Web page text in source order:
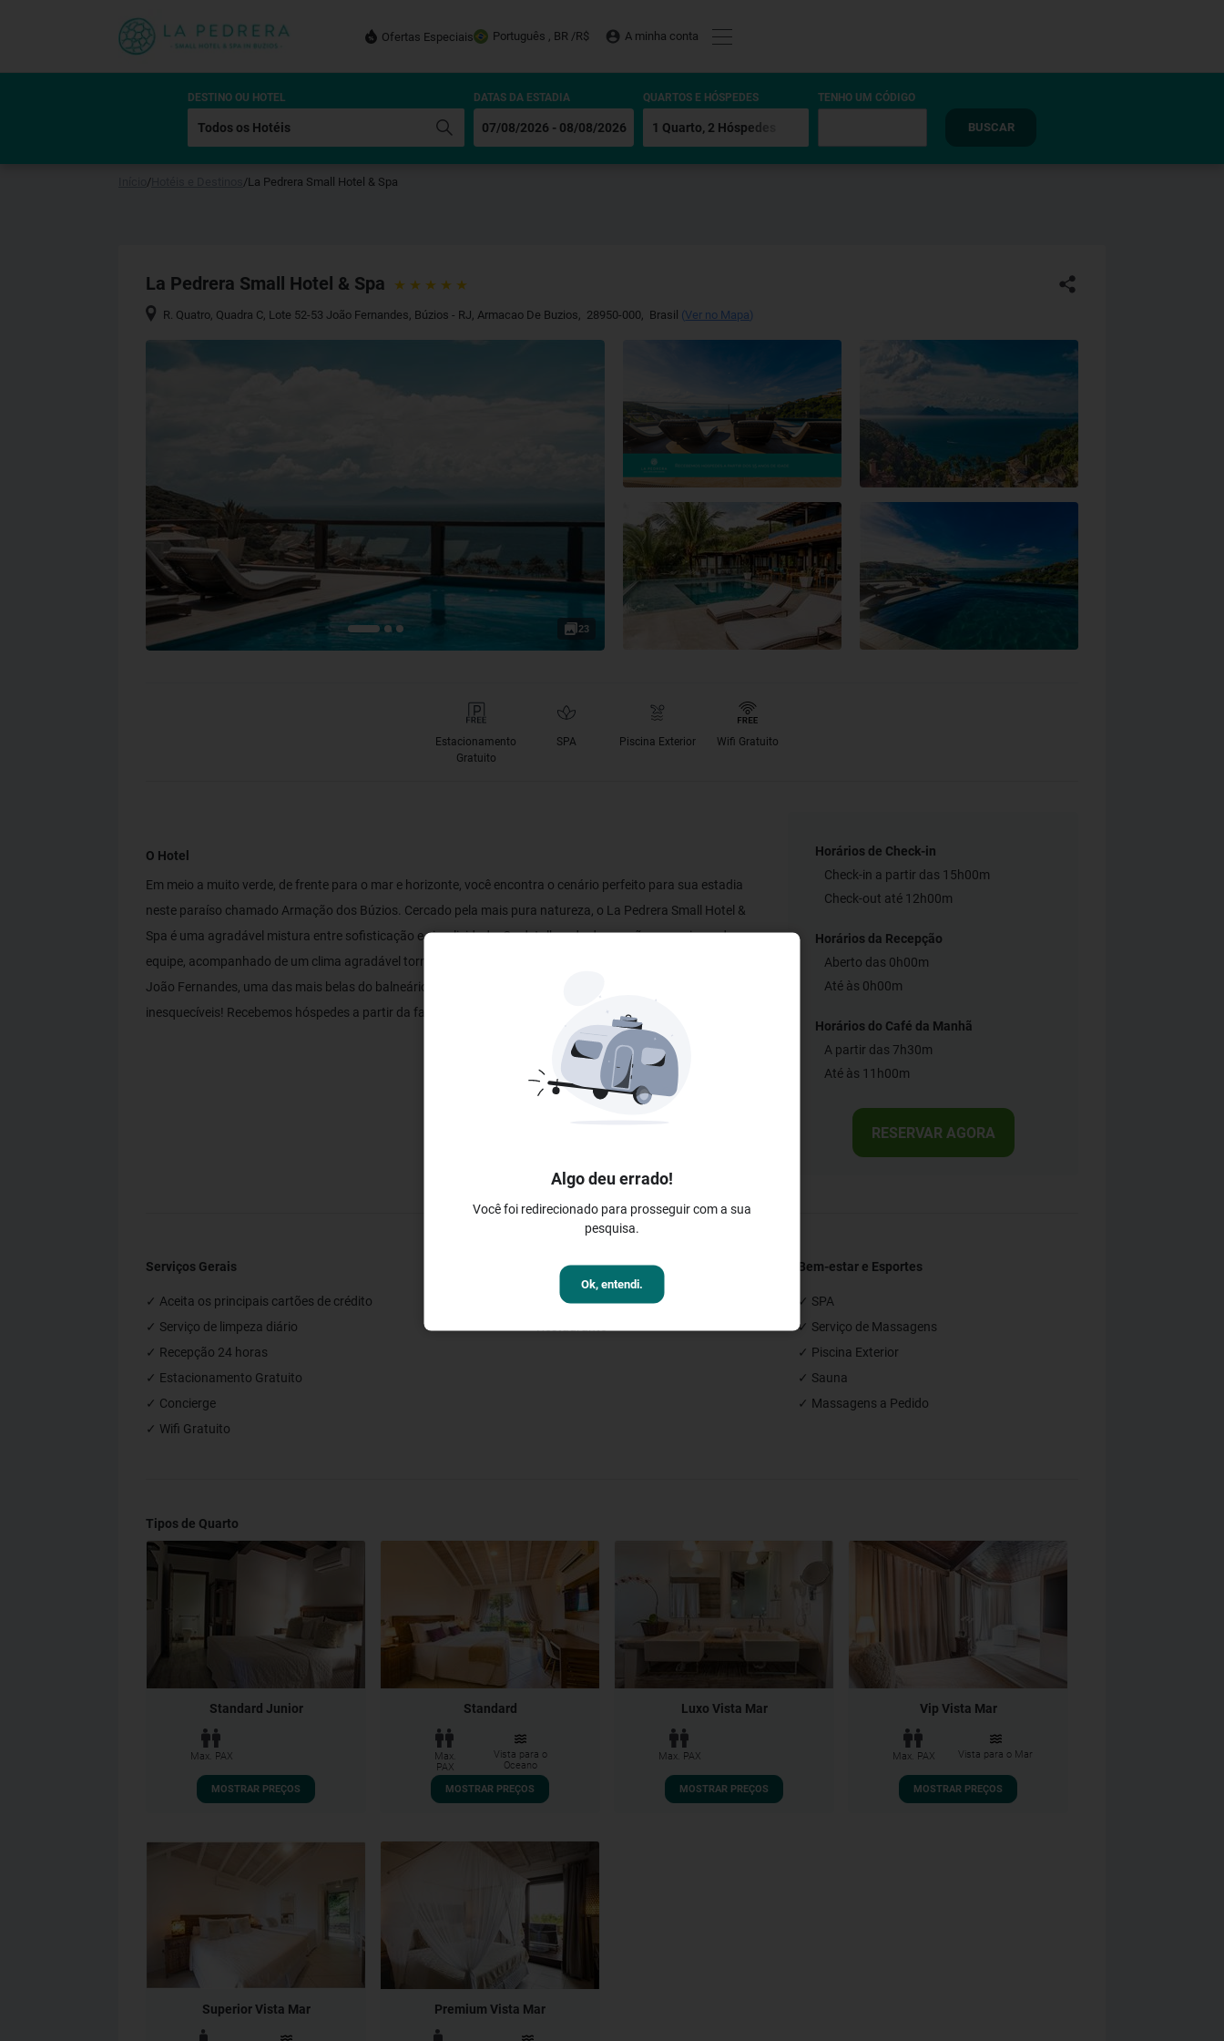
Ofertas Especiais Português , BR /R$ A minha conta
Algo deu errado!
Você foi redirecionado para prosseguir com a sua
pesquisa.
Ok, entendi.
DESTINO OU HOTEL DATAS DA ESTADIA QUARTOS E HÓSPEDES TENHO UM CÓDIGO
BUSCAR
/ /La Pedrera Small Hotel & Spa
La Pedrera Small Hotel & Spa
R. Quatro, Quadra C, Lote 52-53 João Fernandes, Búzios - RJ,Armacao De Buzios, 28950-000, Brasil (Ver no Mapa)
23
Estacionamento
Gratuito
SPA Piscina Exterior Wifi Gratuito
O Hotel
Em meio a muito verde, de frente para o mar e horizonte, você encontra o cenário perfeito para sua estadia
neste paraíso chamado Armação dos Búzios. Cercado pela mais pura natureza, o La Pedrera Small Hotel &
Spa é uma agradável mistura entre sofisticação e simplicidade. Os detalhes da decoração e o carisma da
equipe, acompanhado de um clima agradável tornam o lugar único. A magia da vista panorâmica da praia de
João Fernandes, uma das mais belas do balneário, vai te surpreender. Permita-se viver momentos
inesquecíveis! Recebemos hóspedes a partir da faixa etária dos 15 anos.
Horários de Check-in
Check-in a partir das 15h00m
Check-out até 12h00m
Horários da Recepção
Aberto das 0h00m
Até às 0h00m
Horários do Café da Manhã
A partir das 7h30m
Até às 11h00m
RESERVAR AGORA
Serviços Gerais
✓ Aceita os principais cartões de crédito
✓ Serviço de limpeza diário
✓ Recepção 24 horas
✓ Estacionamento Gratuito
✓ Concierge
✓ Wifi Gratuito
Restaurantes e Bares Bem-estar e Esportes
✓ SPA
✓ Serviço de Massagens
✓ Piscina Exterior
✓ Sauna
✓ Massagens a Pedido
Tipos de Quarto
Standard Junior
Max. PAX
MOSTRAR PREÇOS
Standard
Max.
PAX
Vista para o
Oceano
MOSTRAR PREÇOS
Luxo Vista Mar
Max. PAX
MOSTRAR PREÇOS
Vip Vista Mar
Max. PAX Vista para o Mar
MOSTRAR PREÇOS
Superior Vista Mar Premium Vista Mar